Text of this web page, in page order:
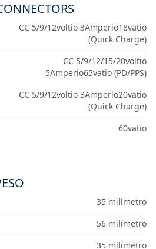
CC 5/9/12voltio 3Amperio18vatio
(Quick Charge)
CC 5/9/12/15/20voltio
5Amperio65vatio (PD/PPS)
CC 5/9/12voltio 3Amperio20vatio
(Quick Charge)
60vatio
35 milímetro
56 milímetro
35 milímetro